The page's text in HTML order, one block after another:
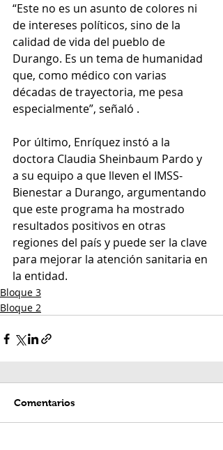
“Este no es un asunto de colores ni
de intereses políticos, sino de la
calidad de vida del pueblo de
Durango. Es un tema de humanidad
que, como médico con varias
décadas de trayectoria, me pesa
especialmente”, señaló .
Por último, Enríquez instó a la
doctora Claudia Sheinbaum Pardo y
a su equipo a que lleven el IMSS-
Bienestar a Durango, argumentando
que este programa ha mostrado
resultados positivos en otras
regiones del país y puede ser la clave
para mejorar la atención sanitaria en
la entidad.
Bloque 3
Bloque 2
Comentarios